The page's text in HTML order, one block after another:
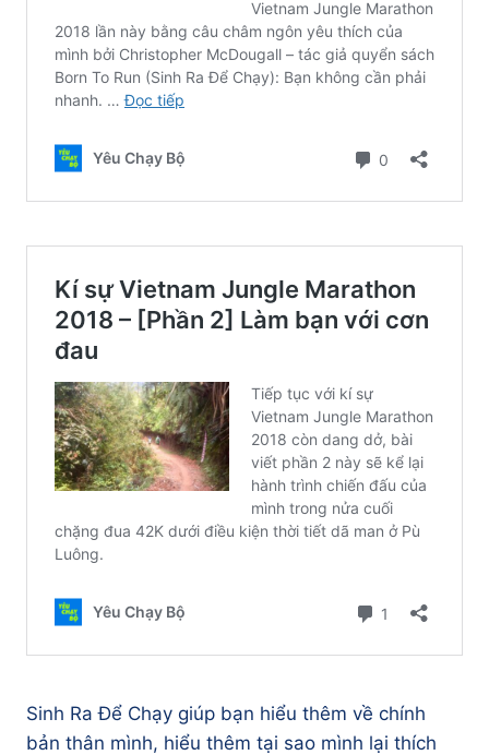
Sinh Ra Để Chạy giúp bạn hiểu thêm về chính
bản thân mình, hiểu thêm tại sao mình lại thích